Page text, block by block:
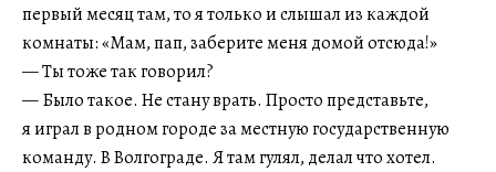
первый месяц там, то я только и слышал из каждой
комнаты: «Мам, пап, заберите меня домой отсюда!»
— Ты тоже так говорил?
— Было такое. Не стану врать. Просто представьте,
я играл в родном городе за местную государственную
команду. В Волгограде. Я там гулял, делал что хотел.